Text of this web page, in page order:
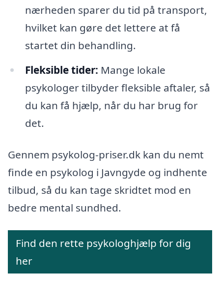
nærheden sparer du tid på transport,
hvilket kan gøre det lettere at få
startet din behandling.
Fleksible tider: Mange lokale
psykologer tilbyder fleksible aftaler, så
du kan få hjælp, når du har brug for
det.
Gennem psykolog-priser.dk kan du nemt
finde en psykolog i Javngyde og indhente
tilbud, så du kan tage skridtet mod en
bedre mental sundhed.
Find den rette psykologhjælp for dig
her